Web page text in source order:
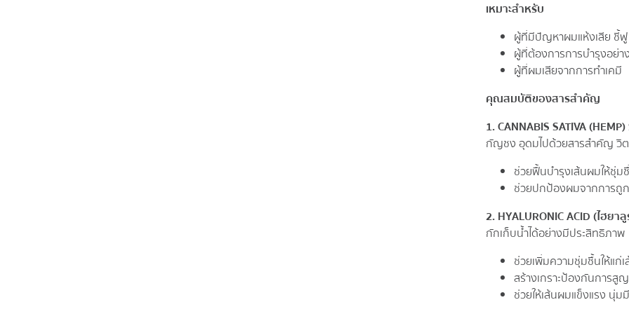
เหมาะสำหรับ
ผู้ที่มีปัญหาผมแห้งเสีย ชี้
ผู้ที่ต้องการการบำรุงอย่า
ผู้ที่ผมเสียจากการทำเคมี
คุณสมบัติของสารสำคัญ
1. CANNABIS SATIVA
กัญชง อุดมไปด้วยสารสำคัญ วิต
ช่วยฟื้นบำรุงเส้นผมให้ชุ่ม
ช่วยปกป้องผมจากการถู
2. HYALURONIC ACID (ไฮย
กักเก็บน้ำได้อย่างมีประสิทธิภาพ
ช่วยเพิ่มความชุ่มชื้นให้แก่
สร้างเกราะป้องกันการสู
ช่วยให้เส้นผมแข็งแรง นุ่